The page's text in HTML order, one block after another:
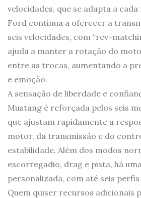
velocidades, que se adapta a
Ford continua a oferecer a
seis velocidades, com “rev-
ajuda a manter a rotação do
entre as trocas, aumentando a
e emoção.
A sensação de liberdade e
Mustang é reforçada pelos seis
que ajustam rapidamente a
motor, da transmissão e do
estabilidade. Além dos modos
escorregadio, drag e pista, há
personalizada, com até seis perfis
Quem quiser recursos adicionais